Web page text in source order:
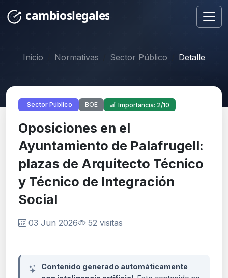
Inicio Normativas Sector Público Detalle
Sector Público BOE Importancia: 2/10
Oposiciones en el
Ayuntamiento de Palafrugell:
plazas de Arquitecto Técnico
y Técnico de Integración
Social
03 Jun 2026 52 visitas
Contenido generado automáticamente